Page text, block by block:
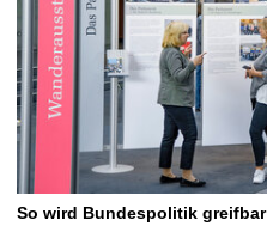
So wird Bundespolitik greifbar